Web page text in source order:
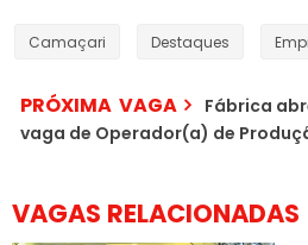
Camaçari Destaques
PRÓXIMA VAGA
Fábrica
vaga de Operador(a) de
VAGAS RELACIONADAS